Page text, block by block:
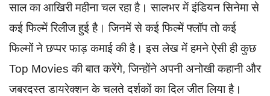
साल का आखिरी महीना चल रहा है। सालभर में इंडियन सिनेमा से
कई फिल्में रिलीज हुई है। जिनमें से कई फिल्में फ्लॉप तो कई
फिल्मों ने छप्पर फाड़ कमाई की है। इस लेख में हमने ऐसी ही कुछ
Top Movies की बात करेंगे, जिन्होंने अपनी अनोखी कहानी और
जबरदस्त डायरेक्शन के चलते दर्शकों का दिल जीत लिया है।